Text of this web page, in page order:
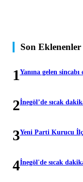
Son Eklenenler
1Yanına gelen
2İnegöl’de sıcak
3Yeni Parti Kurucu
4İnegöl'de sıcak